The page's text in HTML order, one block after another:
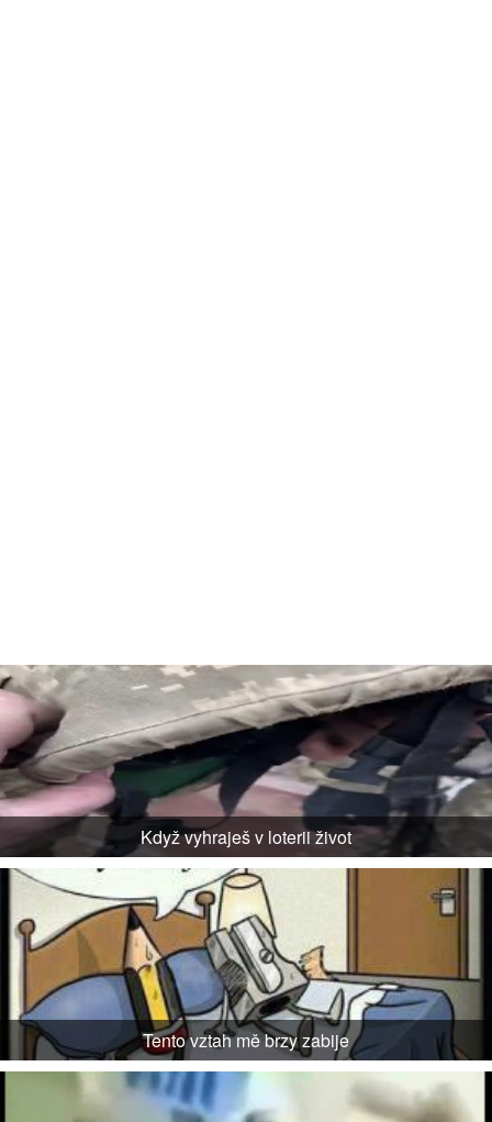
Když vyhraješ v loterii život
Tento vztah mě brzy zabije